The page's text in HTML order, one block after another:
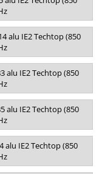
alu IE2 Techtop (850
alu IE2 Techtop (850
alu IE2 Techtop (850
alu IE2 Techtop (850